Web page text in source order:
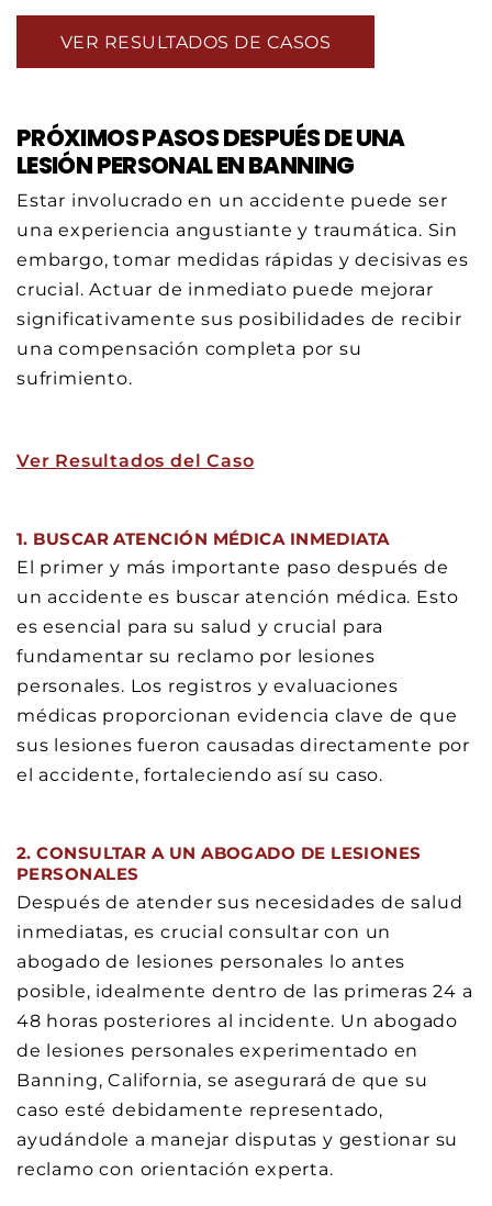
VER RESULTADOS DE CASOS
PRÓXIMOS PASOS DESPUÉS DE UNA
LESIÓN PERSONAL EN BANNING
Estar involucrado en un accidente puede ser
una experiencia angustiante y traumática. Sin
embargo, tomar medidas rápidas y decisivas es
crucial. Actuar de inmediato puede mejorar
significativamente sus posibilidades de recibir
una compensación completa por su
sufrimiento.
Ver Resultados del Caso
1. BUSCAR ATENCIÓN MÉDICA INMEDIATA
El primer y más importante paso después de
un accidente es buscar atención médica. Esto
es esencial para su salud y crucial para
fundamentar su reclamo por lesiones
personales. Los registros y evaluaciones
médicas proporcionan evidencia clave de que
sus lesiones fueron causadas directamente por
el accidente, fortaleciendo así su caso.
2. CONSULTAR A UN ABOGADO DE LESIONES
PERSONALES
Después de atender sus necesidades de salud
inmediatas, es crucial consultar con un
abogado de lesiones personales lo antes
posible, idealmente dentro de las primeras 24 a
48 horas posteriores al incidente. Un abogado
de lesiones personales experimentado en
Banning, California, se asegurará de que su
caso esté debidamente representado,
ayudándole a manejar disputas y gestionar su
reclamo con orientación experta.